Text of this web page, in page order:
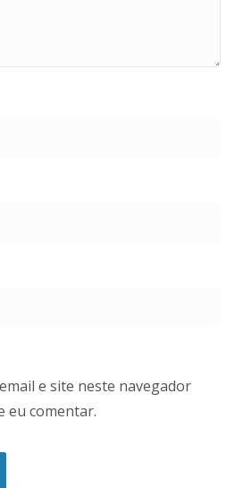
e site neste navegador
eu comentar.